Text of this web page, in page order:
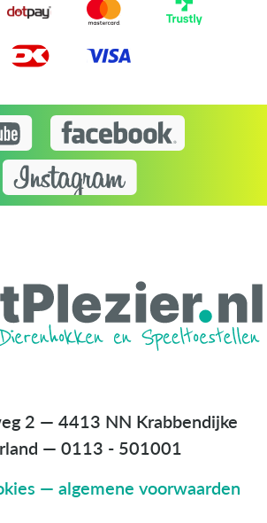
2 — 4413 NN Krabbendijke
— 0113 - 501001
— algemene voorwaarden